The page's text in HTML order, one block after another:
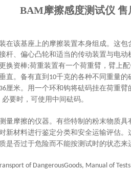
BAM摩擦感度测试仪 售
在该基座上的摩擦装置本身组成。这
杆、偏心凸轮和适当的传动装置与电
换资棒;荷重装置有一个荷重臂，臂上
直。备有直到 10千克的各种不同重量的
36厘米。用一个环和钩将砝码挂在荷重
要时，可使用中间砝码。
量摩擦的仪器。有些特制的粉末物质
新材料进行鉴定分类和安全运输评估。
是否过于危险而不能按测试时的状态来
of DangerousGoods, Manual of